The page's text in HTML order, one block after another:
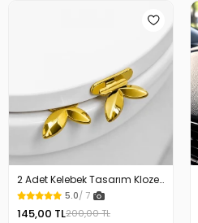
2 Adet Kelebek Tasarım Klozet
Kaldırma Aparatı Gold Renk
5.0/ 7
145,00 TL200,00 TL